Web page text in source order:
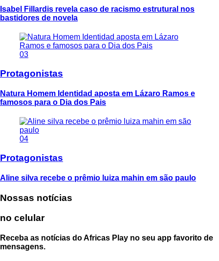
Isabel Fillardis revela caso de racismo estrutural nos
bastidores de novela
03
Protagonistas
Natura Homem Identidad aposta em Lázaro Ramos e
famosos para o Dia dos Pais
04
Protagonistas
Aline silva recebe o prêmio luiza mahin em são paulo
Nossas notícias
no celular
Receba as notícias do Africas Play no seu app favorito de
mensagens.